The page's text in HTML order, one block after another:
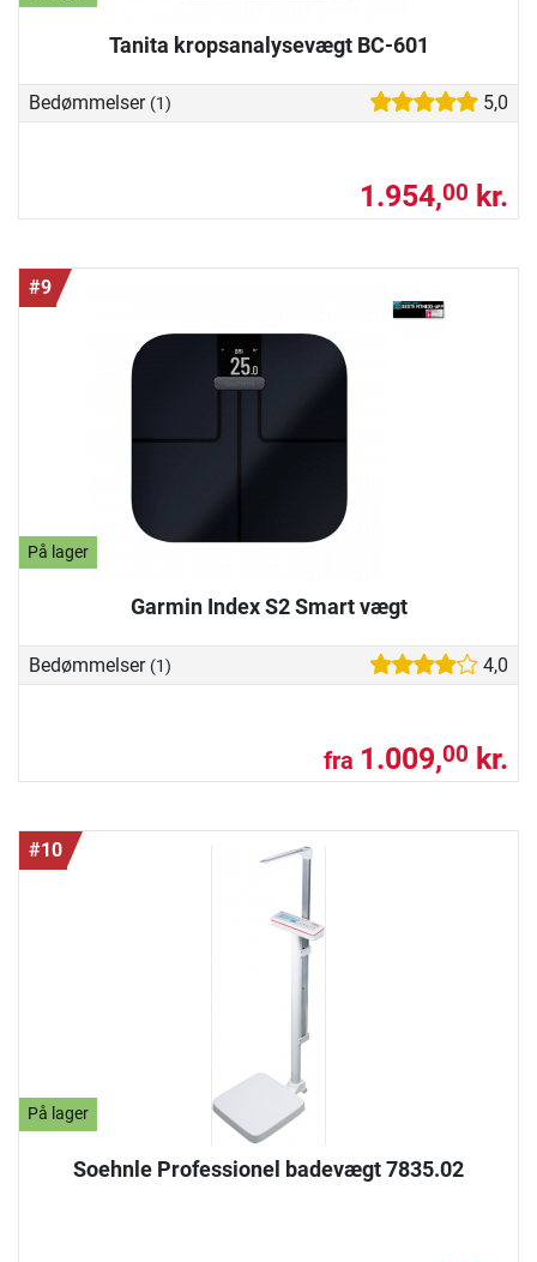
Tanita kropsanalysevægt BC-601
Bedømmelser (1) 5,0
1.954,00 kr.
#9
På lager
Garmin Index S2 Smart vægt
Bedømmelser (1) 4,0
fra 1.009,00 kr.
#10
På lager
Soehnle Professionel badevægt 7835.02